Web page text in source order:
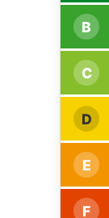
B
C
D
E
F